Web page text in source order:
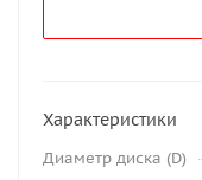
Характеристики
Диаметр диска (D)